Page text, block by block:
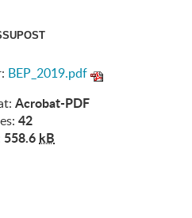
BEP_2019.pdf
Acrobat-PDF
42
558.6 kB